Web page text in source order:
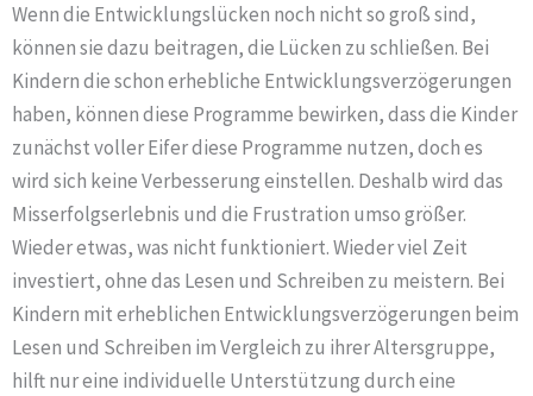
Wenn die Entwicklungslücken noch nicht so groß sind,
können sie dazu beitragen, die Lücken zu schließen. Bei
Kindern die schon erhebliche Entwicklungsverzögerungen
haben, können diese Programme bewirken, dass die Kinder
zunächst voller Eifer diese Programme nutzen, doch es
wird sich keine Verbesserung einstellen. Deshalb wird das
Misserfolgserlebnis und die Frustration umso größer.
Wieder etwas, was nicht funktioniert. Wieder viel Zeit
investiert, ohne das Lesen und Schreiben zu meistern. Bei
Kindern mit erheblichen Entwicklungsverzögerungen beim
Lesen und Schreiben im Vergleich zu ihrer Altersgruppe,
hilft nur eine individuelle Unterstützung durch eine